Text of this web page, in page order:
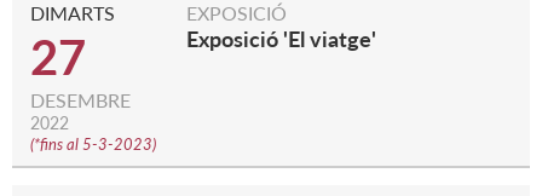
DIMARTS
27
DESEMBRE
2022
(*fins al 5-3-2023)
EXPOSICIÓ
Exposició 'El viatge'